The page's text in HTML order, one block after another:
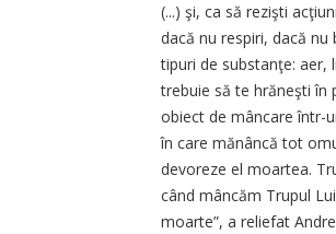
(...) şi, ca să rezişti
dacă nu respiri, dacă
tipuri de substanţe: aer,
trebuie să te hrăneşti în
obiect de mâncare într-
în care mănâncă tot
devoreze el moartea.
când mâncăm Trupul
moarte”, a reliefat